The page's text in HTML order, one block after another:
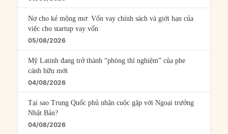
Nợ cho kẻ mộng mơ: Vốn vay chính sách và giới hạn của
việc cho startup vay vốn
05/08/2026
Mỹ Latinh đang trở thành “phòng thí nghiệm” của phe
cánh hữu mới
04/08/2026
Tại sao Trung Quốc phủ nhận cuộc gặp với Ngoại trưởng
Nhật Bản?
04/08/2026